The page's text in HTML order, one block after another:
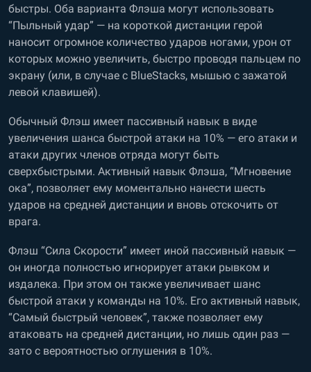
быстры. Оба варианта Флэша могут использовать
“Пыльный удар” — на короткой дистанции герой
наносит огромное количество ударов ногами, урон от
которых можно увеличить, быстро проводя пальцем по
экрану (или, в случае с BlueStacks, мышью с зажатой
левой клавишей).
Обычный Флэш имеет пассивный навык в виде
увеличения шанса быстрой атаки на 10% — его атаки и
атаки других членов отряда могут быть
сверхбыстрыми. Активный навык Флэша, “Мгновение
ока”, позволяет ему моментально нанести шесть
ударов на средней дистанции и вновь отскочить от
врага.
Флэш “Сила Скорости” имеет иной пассивный навык —
он иногда полностью игнорирует атаки рывком и
издалека. При этом он также увеличивает шанс
быстрой атаки у команды на 10%. Его активный навык,
“Самый быстрый человек”, также позволяет ему
атаковать на средней дистанции, но лишь один раз —
зато с вероятностью оглушения в 10%.